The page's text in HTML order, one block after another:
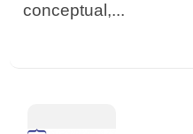
conceptual,...